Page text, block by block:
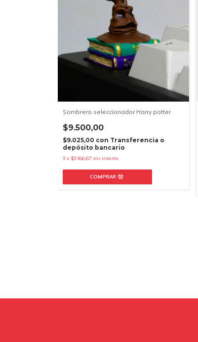
Sombrero seleccionador Harry potter
$9.500,00
$9.025,00 con Transferencia o
depósito bancario
3 x $3.166,67 sin interés